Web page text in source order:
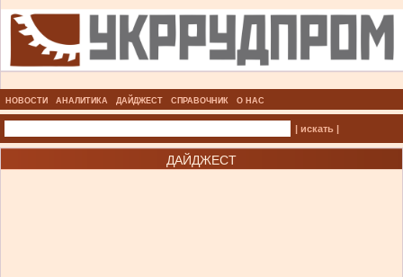
НОВОСТИ АНАЛИТИКА ДАЙДЖЕСТ СПРАВОЧНИК О НАС
| искать |
ДАЙДЖЕСТ